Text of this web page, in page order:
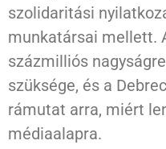
szolidaritási
munkatársai mellett.
százmilliós
szüksége, és a
rámutat arra, miért
médiaalapra.